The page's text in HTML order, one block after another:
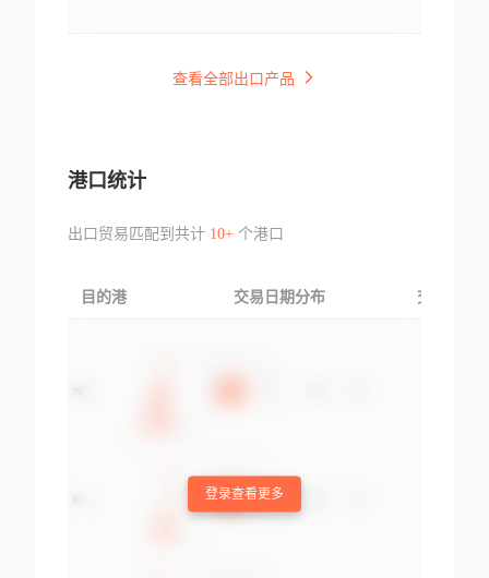
查看全部出口产品
港口统计
出口贸易匹配到共计 10+个港口
目的港 交易日期分布 交易产品
登录查看更多